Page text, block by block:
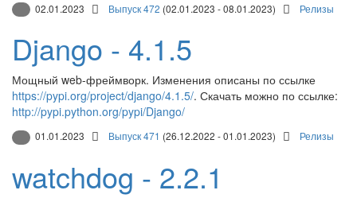
02.01.2023 Выпуск 472 (02.01.2023 - 08.01.2023) Релизы
Django - 4.1.5
Мощный web-фреймворк. Изменения описаны по ссылке
https://pypi.org/project/django/4.1.5/. Скачать можно по ссылке:
http://pypi.python.org/pypi/Django/
01.01.2023 Выпуск 471 (26.12.2022 - 01.01.2023) Релизы
watchdog - 2.2.1